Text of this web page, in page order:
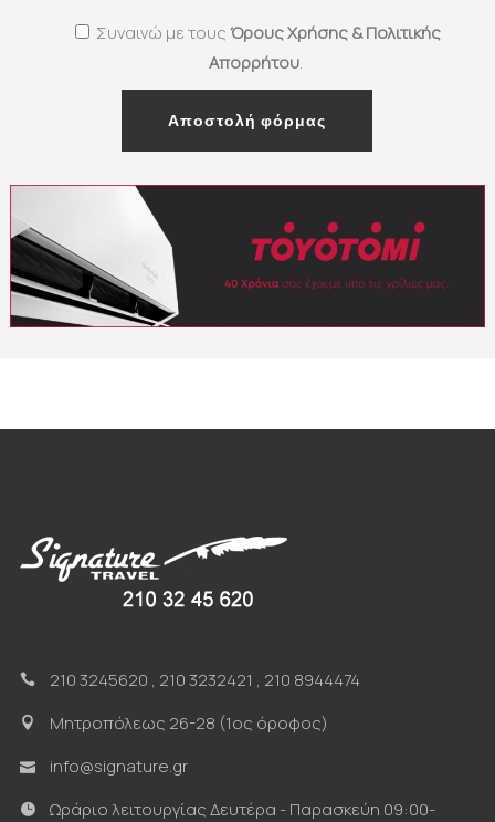
Συναινώ με τουςΌρους Χρήσης & Πολιτικής
Απορρήτου.
210 3245620 , 210 3232421 , 210 8944474
Μητροπόλεως 26-28 (1ος όροφος)
info@signature.gr
Ωράριο λειτουργίας Δευτέρα - Παρασκεύη 09:00-